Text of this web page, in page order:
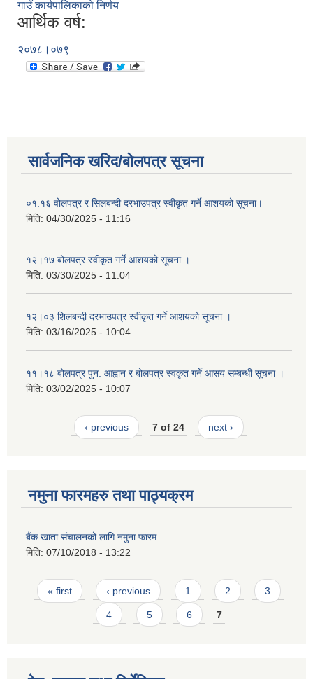
गाउँ कार्यपालिकाको निर्णय
आर्थिक वर्ष:
२०७८।०७९
सार्वजनिक खरिद/बोलपत्र सूचना
०१.१६ वोलपत्र र सिलबन्दी दरभाउपत्र स्वीकृत गर्ने आशयको सूचना।
मिति: 04/30/2025 - 11:16
१२।१७ बोलपत्र स्वीकृत गर्ने आशयको सूचना ।
मिति: 03/30/2025 - 11:04
१२।०३ शिलबन्दी दरभाउपत्र स्वीकृत गर्ने आशयको सूचना ।
मिति: 03/16/2025 - 10:04
११।१८ बोलपत्र पुन: आह्वान र बोलपत्र स्वकृत गर्ने आसय सम्बन्धी सूचना ।
मिति: 03/02/2025 - 10:07
‹ previous 7 of 24 next ›
नमुना फारमहरु तथा पाठ्यक्रम
बैंक खाता संचालनको लागि नमुना फारम
मिति: 07/10/2018 - 13:22
Pages
« first ‹ previous 1 2 3
4 5 6 7